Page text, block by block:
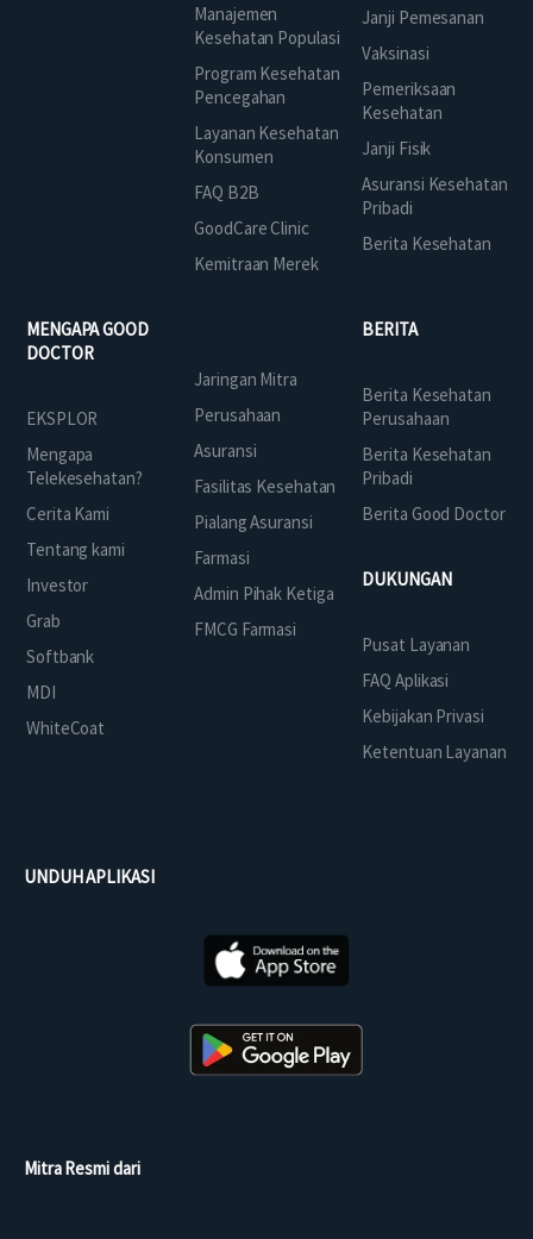
Manajemen
Kesehatan Populasi
Program Kesehatan
Pencegahan
Layanan Kesehatan
Konsumen
FAQ B2B
GoodCare Clinic
Kemitraan Merek
Janji Pemesanan
Vaksinasi
Pemeriksaan
Kesehatan
Janji Fisik
Asuransi Kesehatan
Pribadi
Berita Kesehatan
MENGAPA GOOD
DOCTOR
EKSPLOR
Mengapa
Telekesehatan?
Cerita Kami
Tentang kami
Investor
Grab
Softbank
MDI
WhiteCoat
Jaringan Mitra
Perusahaan
Asuransi
Fasilitas Kesehatan
Pialang Asuransi
Farmasi
Admin Pihak Ketiga
FMCG Farmasi
BERITA
Berita Kesehatan
Perusahaan
Berita Kesehatan
Pribadi
Berita Good Doctor
DUKUNGAN
Pusat Layanan
FAQ Aplikasi
Kebijakan Privasi
Ketentuan Layanan
UNDUH APLIKASI
Mitra Resmi dari